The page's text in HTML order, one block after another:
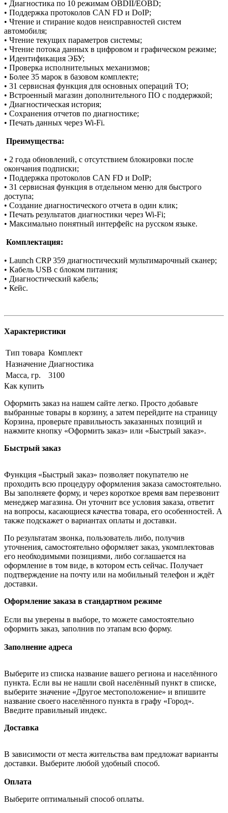
• Диагностика по 10 режимам OBDII/EOBD;
• Поддержка протоколов CAN FD и DoIP;
• Чтение и стирание кодов неисправностей систем
автомобиля;
• Чтение текущих параметров системы;
• Чтение потока данных в цифровом и графическом режиме;
• Идентификация ЭБУ;
• Проверка исполнительных механизмов;
• Более 35 марок в базовом комплекте;
• 31 сервисная функция для основных операций ТО;
• Встроенный магазин дополнительного ПО с поддержкой;
• Диагностическая история;
• Сохранения отчетов по диагностике;
• Печать данных через Wi-Fi.
Преимущества:
• 2 года обновлений, с отсутствием блокировки после
окончания подписки;
• Поддержка протоколов CAN FD и DoIP;
• 31 сервисная функция в отдельном меню для быстрого
доступа;
• Создание диагностического отчета в один клик;
• Печать результатов диагностики через Wi-Fi;
• Максимально понятный интерфейс на русском языке.
Комплектация:
• Launch CRP 359 диагностический мультимарочный сканер;
• Кабель USB с блоком питания;
• Диагностический кабель;
• Кейс.
Характеристики
Тип товара Комплект
Назначение Диагностика
Масса, гр.
3100
Как купить
Оформить заказ на нашем сайте легко. Просто добавьте
выбранные товары в корзину, а затем перейдите на страницу
Корзина, проверьте правильность заказанных позиций и
нажмите кнопку «Оформить заказ» или «Быстрый заказ».
Быстрый заказ
Функция «Быстрый заказ» позволяет покупателю не
проходить всю процедуру оформления заказа самостоятельно.
Вы заполняете форму, и через короткое время вам перезвонит
менеджер магазина. Он уточнит все условия заказа, ответит
на вопросы, касающиеся качества товара, его особенностей. А
также подскажет о вариантах оплаты и доставки.
По результатам звонка, пользователь либо, получив
уточнения, самостоятельно оформляет заказ, укомплектовав
его необходимыми позициями, либо соглашается на
оформление в том виде, в котором есть сейчас. Получает
подтверждение на почту или на мобильный телефон и ждёт
доставки.
Оформление заказа в стандартном режиме
Если вы уверены в выборе, то можете самостоятельно
оформить заказ, заполнив по этапам всю форму.
Заполнение адреса
Выберите из списка название вашего региона и населённого
пункта. Если вы не нашли свой населённый пункт в списке,
выберите значение «Другое местоположение» и впишите
название своего населённого пункта в графу «Город».
Введите правильный индекс.
Доставка
В зависимости от места жительства вам предложат варианты
доставки. Выберите любой удобный способ.
Оплата
Выберите оптимальный способ оплаты.